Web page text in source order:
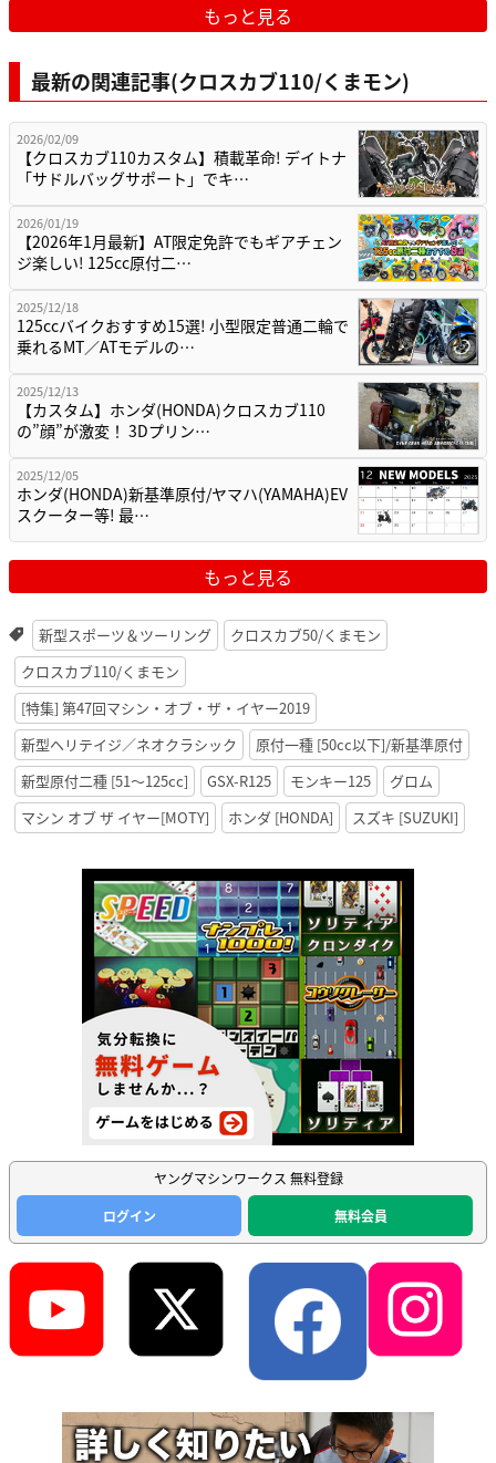
もっと見る
最新の関連記事(クロスカブ110/くまモン)
2026/02/09
【クロスカブ110カスタム】積載革命! デイトナ
「サドルバッグサポート」でキ…
2026/01/19
【2026年1月最新】AT限定免許でもギアチェン
ジ楽しい! 125cc原付二…
2025/12/18
125ccバイクおすすめ15選! 小型限定普通二輪で
乗れるMT／ATモデルの…
2025/12/13
【カスタム】ホンダ(HONDA)クロスカブ110
の”顔”が激変！ 3Dプリン…
2025/12/05
ホンダ(HONDA)新基準原付/ヤマハ(YAMAHA)EV
スクーター等! 最…
もっと見る
新型スポーツ＆ツーリング
クロスカブ50/くまモン
クロスカブ110/くまモン
[特集] 第47回マシン・オブ・ザ・イヤー2019
新型ヘリテイジ／ネオクラシック
原付一種 [50cc以下]/新基準原付
新型原付二種 [51〜125cc]
GSX-R125 モンキー125
グロム
マシン オブ ザ イヤー[MOTY]
ホンダ [HONDA] スズキ [SUZUKI]
ヤングマシンワークス 無料登録
ログイン
無料会員